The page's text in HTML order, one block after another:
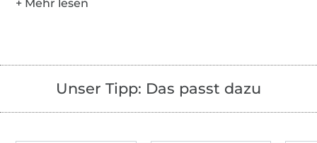
Unser Tipp: Das passt dazu